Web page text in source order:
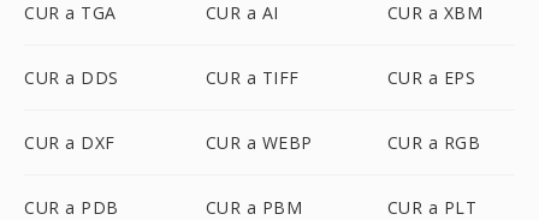
CUR a TGA CUR a AI CUR a XBM
CUR a DDS CUR a TIFF CUR a EPS
CUR a DXF CUR a WEBP CUR a RGB
CUR a PDB CUR a PBM CUR a PLT